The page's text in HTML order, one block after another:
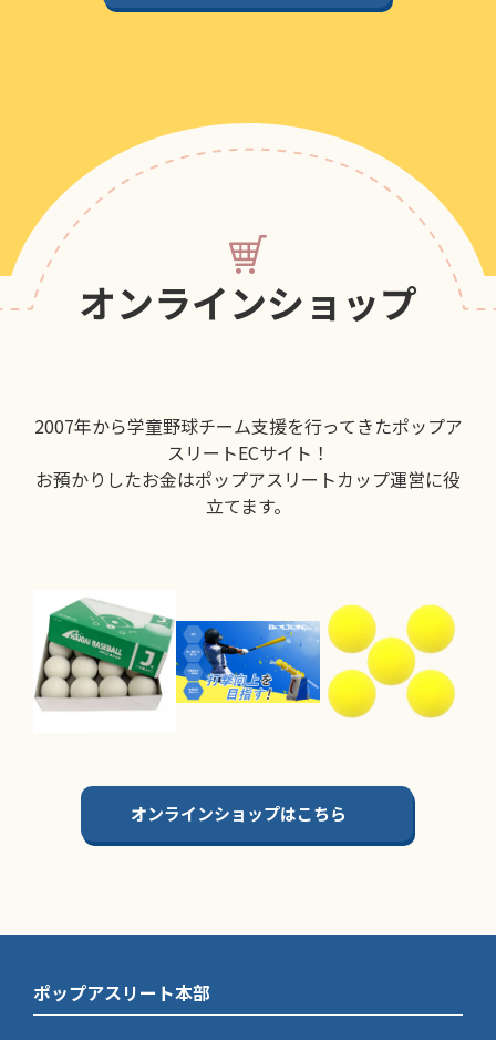
オンラインショップ
2007年から学童野球チーム支援を行ってきたポップア
スリートECサイト！
お預かりしたお金はポップアスリートカップ運営に役
立てます。
オンラインショップはこちら
ポップアスリート本部